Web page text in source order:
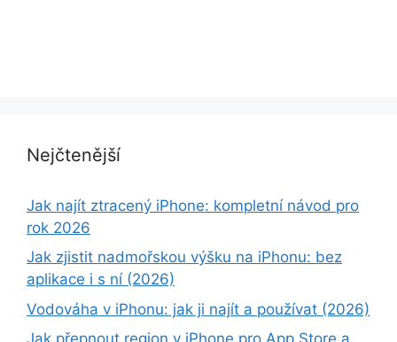
Nejčtenější
Jak najít ztracený iPhone: kompletní návod pro
rok 2026
Jak zjistit nadmořskou výšku na iPhonu: bez
aplikace i s ní (2026)
Vodováha v iPhonu: jak ji najít a používat (2026)